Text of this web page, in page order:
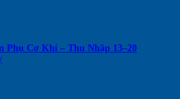
Phụ Cơ Khí – Thu Nhập 13–20